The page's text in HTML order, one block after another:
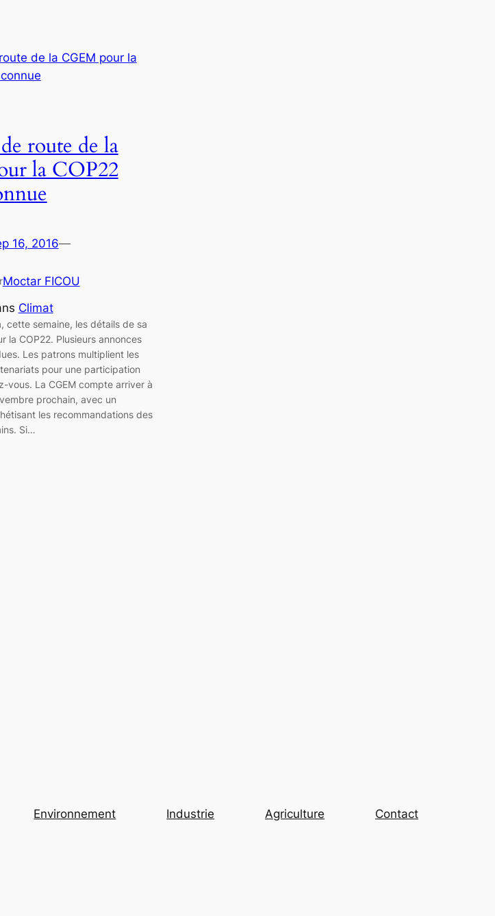
route de la
la COP22
16, 2016—
Moctar FICOU
Climat
cette semaine, les détails de sa
la COP22. Plusieurs annonces
Les patrons multiplient les
pour une participation
vous. La CGEM compte arriver à
prochain, avec un
les recommandations des
Si…
Environnement Industrie Agriculture Contact